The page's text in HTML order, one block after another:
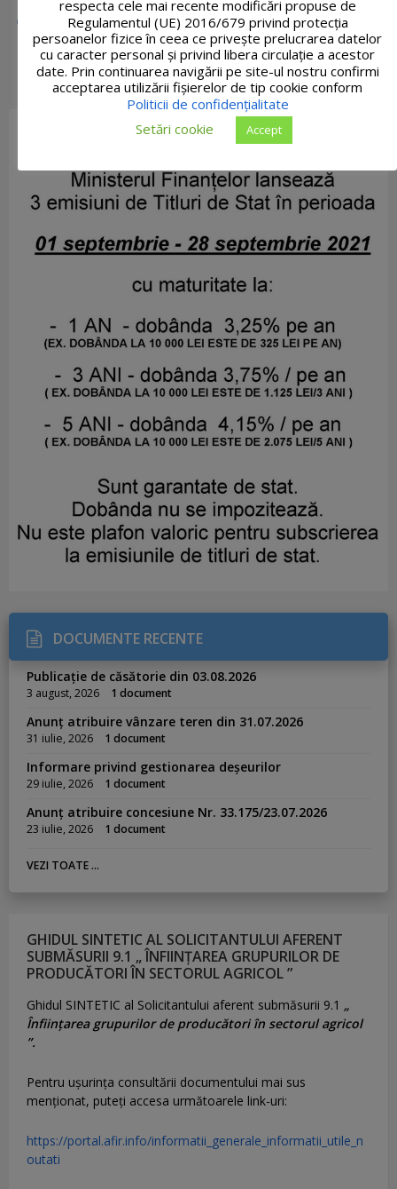
DOCUMENTE RECENTE
Publicație de căsătorie din 03.08.2026
3 august, 2026 1 document
Anunț atribuire vânzare teren din 31.07.2026
31 iulie, 2026 1 document
Informare privind gestionarea deșeurilor
29 iulie, 2026 1 document
Anunț atribuire concesiune Nr. 33.175/23.07.2026
23 iulie, 2026 1 document
VEZI TOATE ...
GHIDUL SINTETIC AL SOLICITANTULUI AFERENT
SUBMĂSURII 9.1 „ ÎNFIINȚAREA GRUPURILOR DE
PRODUCĂTORI ÎN SECTORUL AGRICOL ”
Ghidul SINTETIC al Solicitantului aferent submăsurii 9.1 „
Înființarea grupurilor de producători în sectorul agricol
”.
Pentru uşurinţa consultării documentului mai sus
menţionat, puteţi accesa următoarele link-uri:
https://portal.afir.info/informatii_generale_informatii_utile_n
outati
respecta cele mai recente modificări propuse de
Regulamentul (UE) 2016/679 privind protecția
persoanelor fizice în ceea ce privește prelucrarea datelor
cu caracter personal și privind libera circulație a acestor
date. Prin continuarea navigării pe site-ul nostru confirmi
acceptarea utilizării fişierelor de tip cookie conform
Politicii de confidențialitate
Setări cookie
Accept